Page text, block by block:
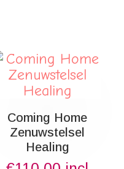
Coming Home
Zenuwstelsel
Healing